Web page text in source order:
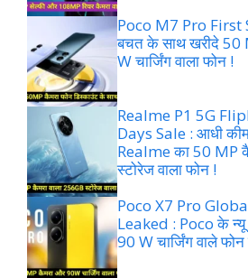
Poco M7 Pro First
बचत के साथ खरीदे 50
W चार्जिंग वाला फोन !
Realme P1 5G
Days Sale : आधी
Realme का 50 MP
स्टोरेज वाला फोन !
Poco X7 Pro
Leaked : Poco के
90 W चार्जिंग वाले